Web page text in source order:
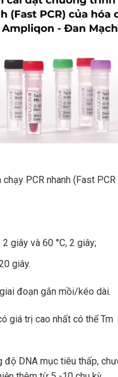
PCR nhanh (Fast
2 giây và 60 °C, 2 giây;
giây.
đoạn gắn mồi/kéo dài.
giá trị cao nhất có thể Tm
độ DNA mục tiêu thấp,